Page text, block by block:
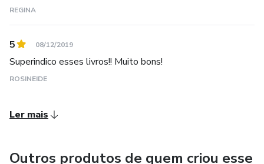
REGINA
5 08/12/2019
Superindico esses livros!! Muito bons!
ROSINEIDE
Ler mais
Outros produtos de quem criou esse